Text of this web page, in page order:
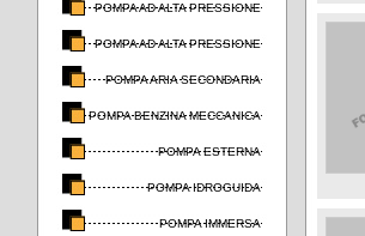
POMPA AD ALTA PRESSIONE
POMPA AD ALTA PRESSIONE
POMPA ARIA SECONDARIA
POMPA BENZINA MECCANICA
POMPA ESTERNA
POMPA IDROGUIDA
POMPA IMMERSA